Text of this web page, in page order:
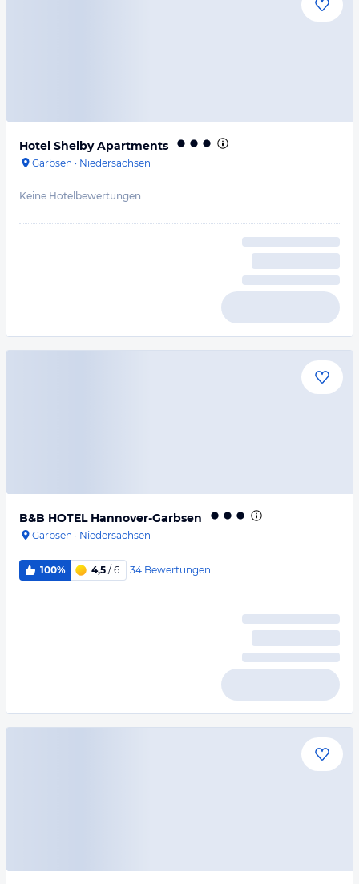
Hotel Shelby Apartments
Garbsen · Niedersachsen
Keine Hotelbewertungen
B&B HOTEL Hannover-Garbsen
Garbsen · Niedersachsen
100% 4,5 / 6 34 Bewertungen